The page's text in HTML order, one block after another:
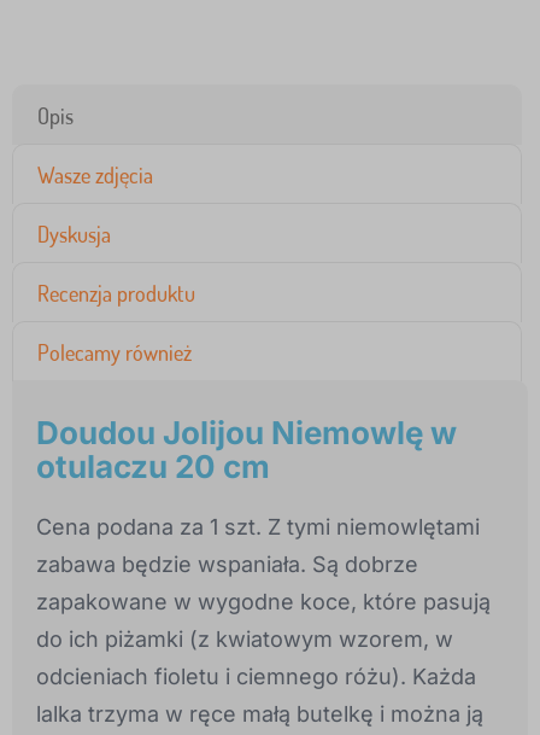
Opis
Wasze zdjęcia
Dyskusja
Recenzja produktu
Polecamy również
Doudou Jolijou Niemowlę w
otulaczu 20 cm
Cena podana za 1 szt. Z tymi niemowlętami
zabawa będzie wspaniała. Są dobrze
zapakowane w wygodne koce, które pasują
do ich piżamki (z kwiatowym wzorem, w
odcieniach fioletu i ciemnego różu). Każda
lalka trzyma w ręce małą butelkę i można ją